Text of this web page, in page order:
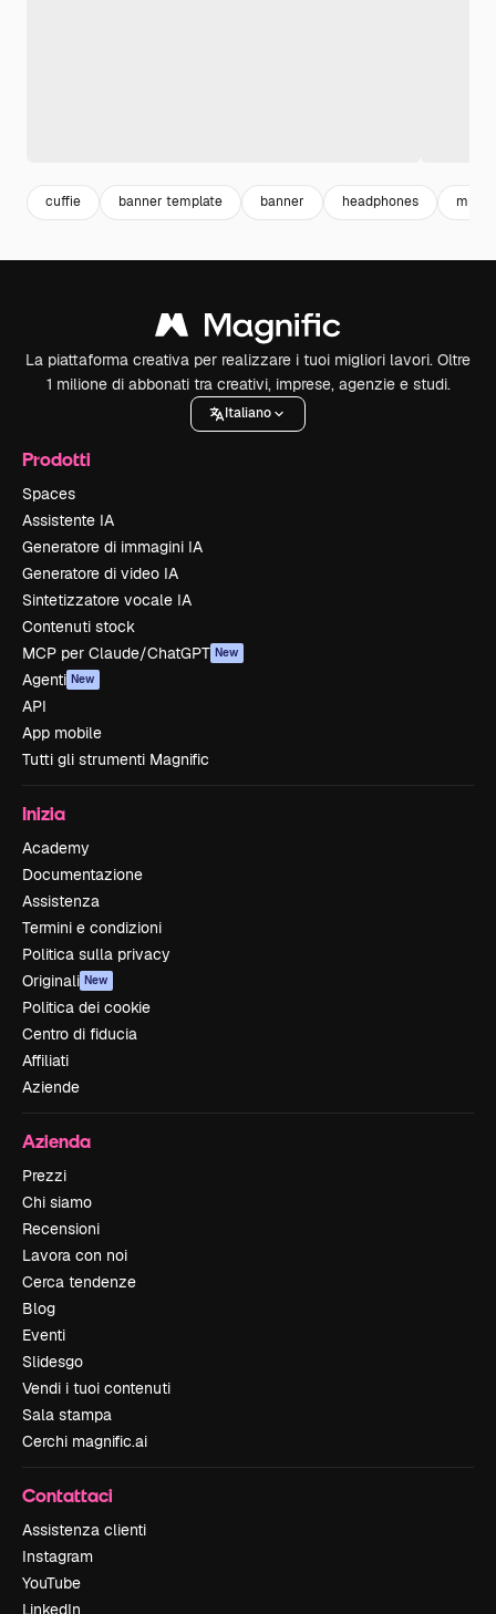
cuffie banner template banner headphones
La piattaforma creativa per realizzare i tuoi migliori lavori. Oltre
1 milione di abbonati tra creativi, imprese, agenzie e studi.
Italiano
Prodotti
Spaces
Assistente IA
Generatore di immagini IA
Generatore di video IA
Sintetizzatore vocale IA
Contenuti stock
MCP per Claude/ChatGPT New
Agenti New
API
App mobile
Tutti gli strumenti Magnific
Inizia
Academy
Documentazione
Assistenza
Termini e condizioni
Politica sulla privacy
Originali New
Politica dei cookie
Centro di fiducia
Affiliati
Aziende
Azienda
Prezzi
Chi siamo
Recensioni
Lavora con noi
Cerca tendenze
Blog
Eventi
Slidesgo
Vendi i tuoi contenuti
Sala stampa
Cerchi magnific.ai
Contattaci
Assistenza clienti
Instagram
YouTube
LinkedIn